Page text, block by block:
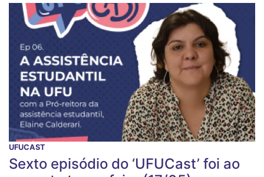
UFUCAST
Sexto episódio do ‘UFUCast’ foi ao